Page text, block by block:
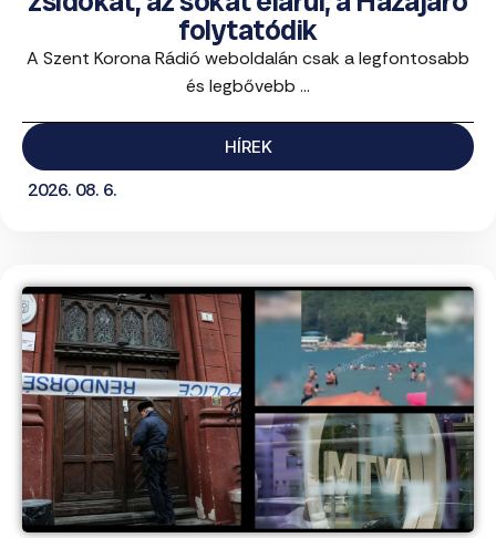
folytatódik
A Szent Korona Rádió weboldalán csak a legfontosabb
és legbővebb ...
HÍREK
2026. 08. 6.